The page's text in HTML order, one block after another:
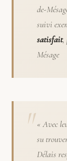
de-
suivi
satisfait,
Mésage
« Avec
su
Délais